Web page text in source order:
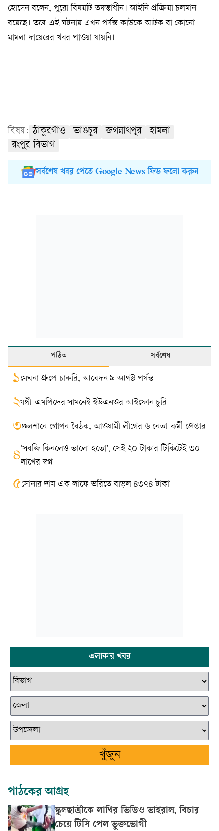
হোসেন বলেন, পুরো বিষয়টি তদন্তাধীন। আইনি প্রক্রিয়া চলমান
রয়েছে। তবে এই ঘটনায় এখন পর্যন্ত কাউকে আটক বা কোনো
মামলা দায়েরের খবর পাওয়া যায়নি।
বিষয়: ঠাকুরগাঁও ভাঙচুর জগন্নাথপুর
হামলা
রংপুর বিভাগ
সর্বশেষ খবর পেতে Google News ফিড ফলো করুন
পঠিত সর্বশেষ
১মেঘনা গ্রুপে চাকরি, আবেদন ৯ আগস্ট পর্যন্ত
২মন্ত্রী-এমপিদের সামনেই ইউএনওর আইফোন চুরি
৩গুলশানে গোপন বৈঠক, আওয়ামী লীগের ৬ নেতা-কর্মী গ্রেপ্তার
৪‘সবজি কিনলেও ভালো হতো’, সেই ২০ টাকার টিকিটেই ৩০
লাখের স্বপ্ন
৫সোনার দাম এক লাফে ভরিতে বাড়ল ৪৩৭৪ টাকা
এলাকার খবর
খুঁজুন
পাঠকের আগ্রহ
স্কুলছাত্রীকে লাথির ভিডিও ভাইরাল, বিচার
চেয়ে টিসি পেল ভুক্তভোগী